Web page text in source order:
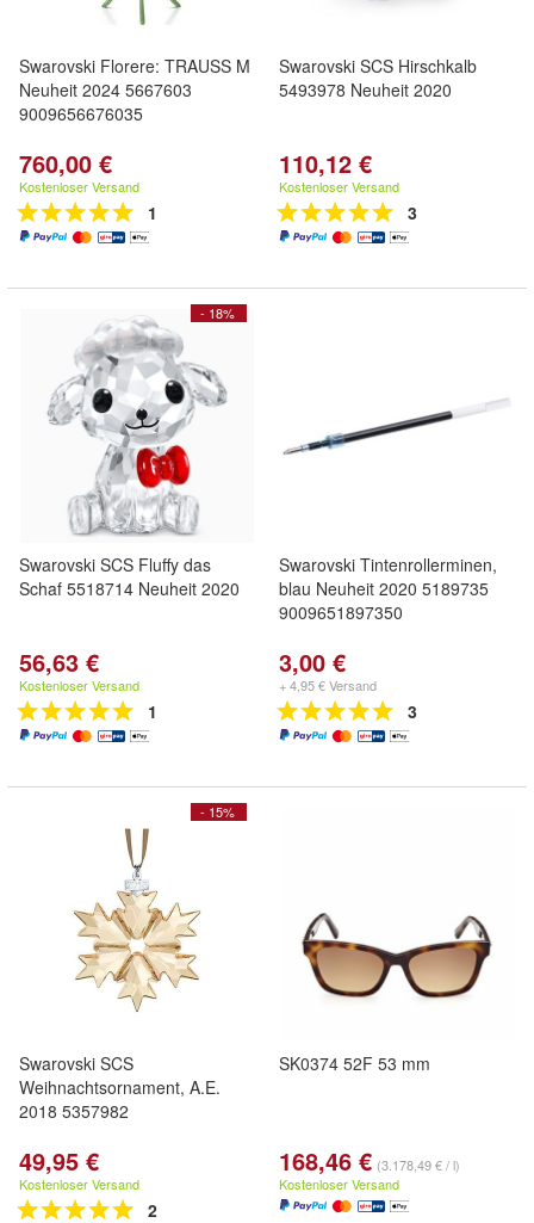
Swarovski Florere: TRAUSS M
Neuheit 2024 5667603
9009656676035
760,00 €
Kostenloser Versand
1
Swarovski SCS Hirschkalb
5493978 Neuheit 2020
110,12 €
Kostenloser Versand
3
- 18%
Swarovski SCS Fluffy das
Schaf 5518714 Neuheit 2020
56,63 €
Kostenloser Versand
1
Swarovski Tintenrollerminen,
blau Neuheit 2020 5189735
9009651897350
3,00 €
+ 4,95 € Versand
3
- 15%
Swarovski SCS
Weihnachtsornament, A.E.
2018 5357982
49,95 €
Kostenloser Versand
2
SK0374 52F 53 mm
168,46 € (3.178,49 € / l)
Kostenloser Versand